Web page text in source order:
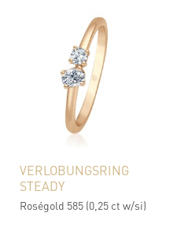
VERLOBUNGSRING
STEADY
Roségold 585 (0,25 ct w/si)